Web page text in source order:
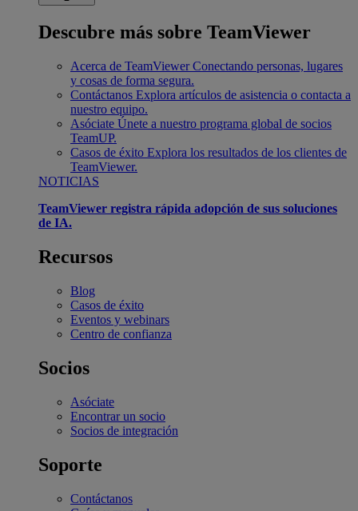
Descubre más sobre TeamViewer
Acerca de TeamViewer Conectando personas, lugares
y cosas de forma segura.
Contáctanos Explora artículos de asistencia o contacta a
nuestro equipo.
Asóciate Únete a nuestro programa global de socios
TeamUP.
Casos de éxito Explora los resultados de los clientes de
TeamViewer.
NOTICIAS
TeamViewer registra rápida adopción de sus soluciones
de IA.
Recursos
Blog
Casos de éxito
Eventos y webinars
Centro de confianza
Socios
Asóciate
Encontrar un socio
Socios de integración
Soporte
Contáctanos